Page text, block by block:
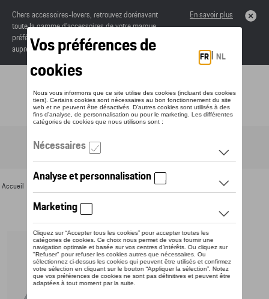
Chers accessoires-lovers, retrouvez dorénavant
toute la gamme d’accessoires de votre marque
préférée sous forme de catalogue à commander
auprès de votre concessionaire.
En savoir plus
Toggle navigation
Accueil